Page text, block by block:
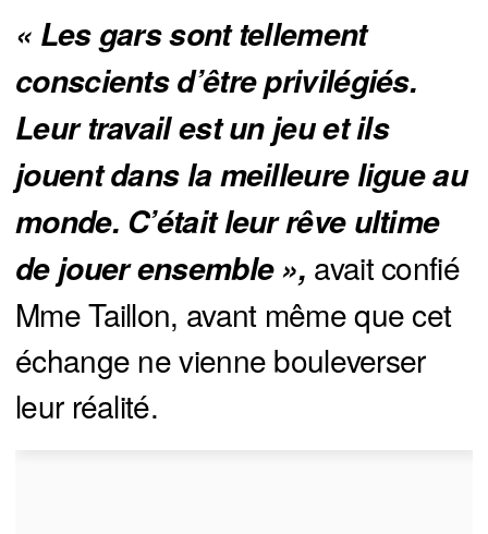
« Les gars sont tellement
conscients d’être privilégiés.
Leur travail est un jeu et ils
jouent dans la meilleure ligue au
monde. C’était leur rêve ultime
de jouer ensemble », avait confié
Mme Taillon, avant même que cet
échange ne vienne bouleverser
leur réalité.